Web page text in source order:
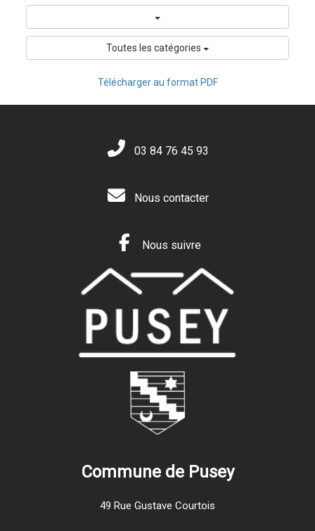
Toutes les catégories
Télécharger au format PDF
03 84 76 45 93
Nous contacter
Nous suivre
Commune de Pusey
49 Rue Gustave Courtois